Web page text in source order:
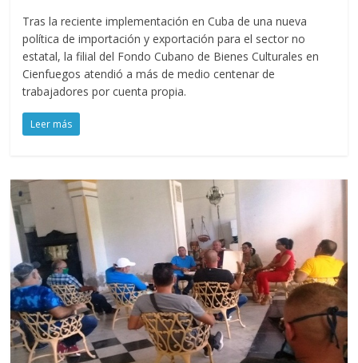
Tras la reciente implementación en Cuba de una nueva
política de importación y exportación para el sector no
estatal, la filial del Fondo Cubano de Bienes Culturales en
Cienfuegos atendió a más de medio centenar de
trabajadores por cuenta propia.
Leer más